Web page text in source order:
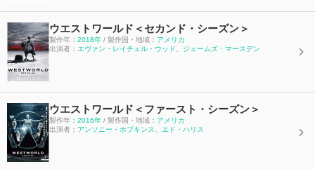
ウエストワールド＜セカンド・シーズン＞
製作年： 2018年 / 製作国・地域： アメリカ
出演者： エヴァン・レイチェル・ウッド、 ジェームズ・マースデン
ウエストワールド＜ファースト・シーズン＞
製作年： 2016年 / 製作国・地域： アメリカ
出演者： アンソニー・ホプキンス、 エド・ハリス